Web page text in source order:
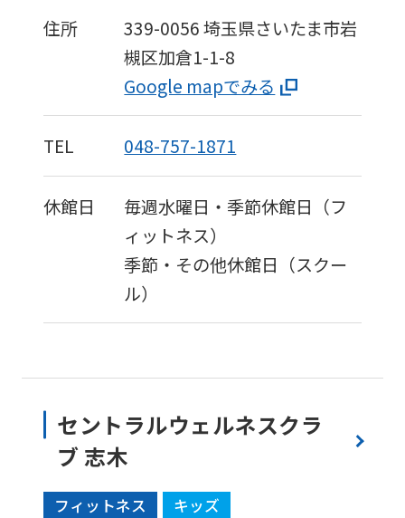
住所 339-0056埼玉県さいたま市岩
槻区加倉1-1-8
Google mapでみる
TEL 048-757-1871
休館日
毎週水曜日・季節休館日（フ
ィットネス）
季節・その他休館日（スクー
ル）
セントラルウェルネスクラ
ブ 志木
フィットネス キッズ